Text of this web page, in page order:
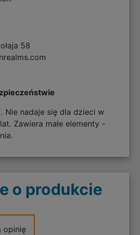
58
Nie nadaje się dla dzieci w
Zawiera małe elementy -
o produkcie
opinię